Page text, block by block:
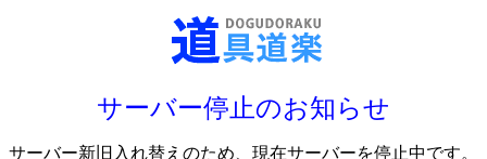
サーバー停止のお知らせ
サーバー新旧入れ替えのため、現在サーバーを停止中です。